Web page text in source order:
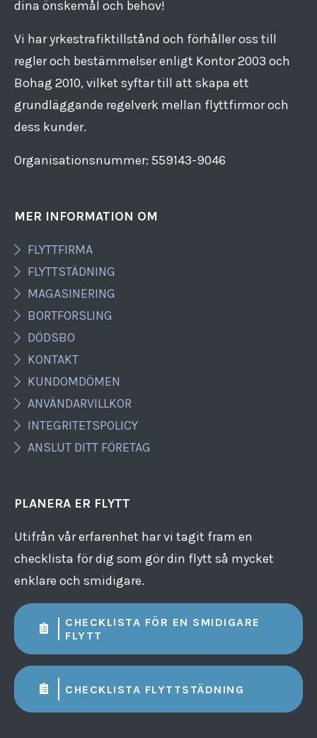
dina önskemål och behov!
Vi har yrkestrafiktillstånd och förhåller oss till
regler och bestämmelser enligt Kontor 2003 och
Bohag 2010, vilket syftar till att skapa ett
grundläggande regelverk mellan flyttfirmor och
dess kunder.
Organisationsnummer: 559143​-​9046
MER INFORMATION OM
FLYTTFIRMA
FLYTTSTÄDNING
MAGASINERING
BORTFORSLING
DÖDSBO
KONTAKT
KUNDOMDÖMEN
ANVÄNDARVILLKOR
INTEGRITETSPOLICY
ANSLUT DITT FÖRETAG
PLANERA ER FLYTT
Utifrån vår erfarenhet har vi tagit fram en
checklista för dig som gör din flytt så mycket
enklare och smidigare.
CHECKLISTA FÖR EN SMIDIGARE
FLYTT
CHECKLISTA FLYTTSTÄDNING